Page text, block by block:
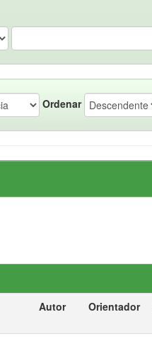
Ordenar
Autor Orientador